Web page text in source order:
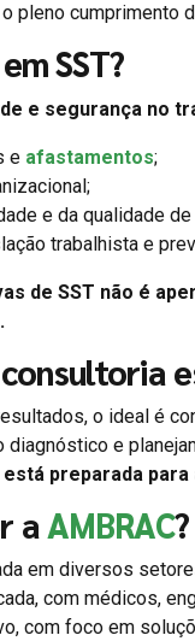
pleno cumprimento
SST?
e segurança no
e afastamentos;
e da qualidade
trabalhista e
de SST não é
o ideal é
e
está preparada
aAMBRAC?
em diversos
com médicos,
com foco em